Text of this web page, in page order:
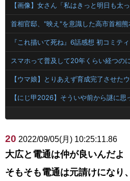
『これ描いて死ね』6話感想 初コミテ
20 2022/09/05(月) 10:25:11.86
大広と電通は仲が良いんだよ
そもそも電通は元請けになり